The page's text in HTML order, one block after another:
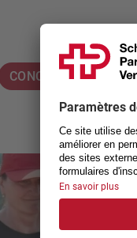
CONCEPTS DE